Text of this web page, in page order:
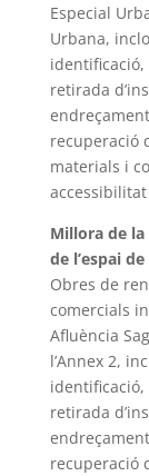
Especial
Urbana,
identificació,
retirada
recuperació
materials i
Millora de
de l’espai
Obres de
comercials
Afluència
l’Annex 2,
identificació,
retirada
recuperació